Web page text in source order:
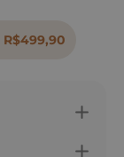
R$499,90